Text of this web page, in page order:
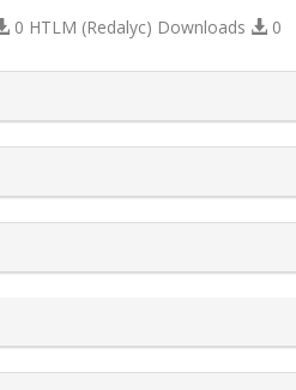
0 HTLM (Redalyc) Downloads 0